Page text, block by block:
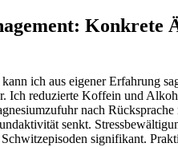
Konkrete
ich ⁣aus eigener Erfahrung
Ich ⁣reduzierte Koffein und
nach
senkt.
signifikant.